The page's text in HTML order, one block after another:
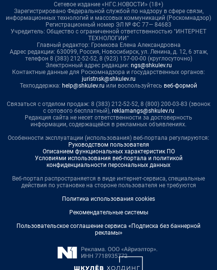
Сетевое издание «НГС.НОВОСТИ» (18+)
Зарегистрировано Федеральной службой по надзору в сфере связи,
информационных технологий и массовых коммуникаций (Роскомнадзор)
Регистрационный номер ЭЛ № ФС 77— 84683
Учредитель: Общество с ограниченной ответственностью "ИНТЕРНЕТ
ТЕХНОЛОГИИ"
Главный редактор: Громкова Елена Александровна
Адрес редакции: 630099, Россия, Новосибирск, ул. Ленина, д. 12, 6 этаж,
телефон 8 (383) 212-52-52, 8 (923) 157-00-00 (круглосуточно)
Электронный адрес редакции: ngs@shkulev.ru
Контактные данные для Роскомнадзора и государственных органов:
juristnsk@shkulev.ru
Техподдержка: help@shkulev.ru или воспользуйтесь веб-формой
Связаться с отделом продаж: 8 (383) 212-52-52, 8 (800) 200-03-83 (звонок
с сотового бесплатный), reklamangs@shkulev.ru
Редакция сайта не несет ответственности за достоверность
информации, содержащейся в рекламных объявлениях.
Особенности эксплуатации (использования) веб-портала регулируются:
Руководством пользователя
Описанием функциональных характеристик ПО
Условиями использования веб-портала и политикой
конфиденциальности персональных данных
Веб-портал распространяется в виде интернет-сервиса, специальные
действия по установке на стороне пользователя не требуются
Политика использования cookies
Рекомендательные системы
Пользовательское соглашение сервиса «Подписка без баннерной
рекламы»